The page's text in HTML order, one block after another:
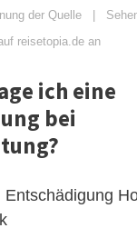
der Quelle |
reisetopia.de an
ich eine
bei
Entschädigung